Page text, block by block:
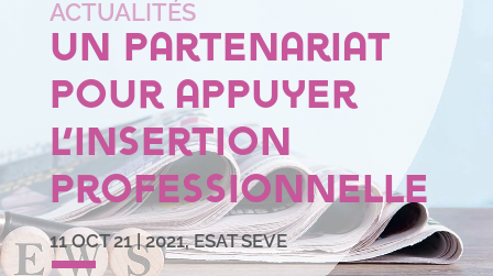
Un partenariat
pour appuyer
l’insertion
professionnelle
11 OCT 21|2021,ESAT SEVE